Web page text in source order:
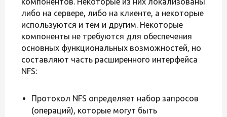
либо на сервере, либо на клиенте, а некоторые
используются и тем и другим. Некоторые
компоненты не требуются для обеспечения
основных функциональных возможностей, но
составляют часть расширенного интерфейса
NFS:
Протокол NFS определяет набор запросов
(операций), которые могут быть